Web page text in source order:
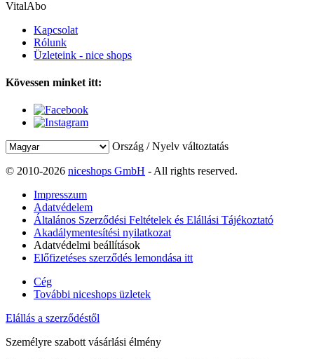
VitalAbo
Kapcsolat
Rólunk
Üzleteink - nice shops
Kövessen minket itt:
Ország / Nyelv változtatás
© 2010-2026 niceshops GmbH - All rights reserved.
Impresszum
Adatvédelem
Általános Szerződési Feltételek és Elállási Tájékoztató
Akadálymentesítési nyilatkozat
Adatvédelmi beállítások
Előfizetéses szerződés lemondása itt
Cég
További niceshops üzletek
Elállás a szerződéstől
Személyre szabott vásárlási élmény